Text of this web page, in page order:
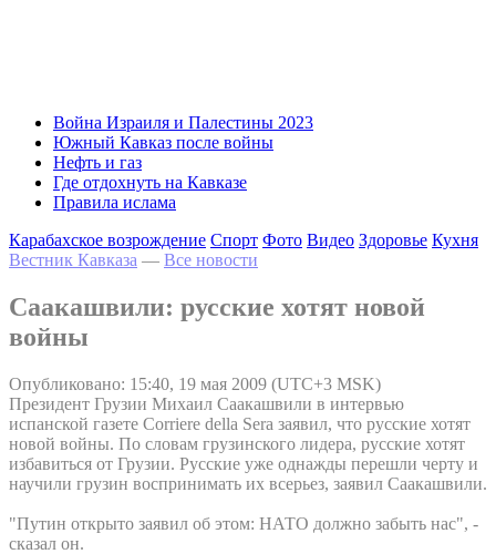
Война Израиля и Палестины 2023
Южный Кавказ после войны
Нефть и газ
Где отдохнуть на Кавказе
Правила ислама
Карабахское возрождение Спорт Фото Видео Здоровье Кухня
Вестник Кавказа — Все новости
Саакашвили: русские хотят новой
войны
Опубликовано: 15:40, 19 мая 2009 (UTC+3 MSK)
Президент Грузии Михаил Саакашвили в интервью
испанской газете Corriere della Sera заявил, что русские хотят
новой войны. По словам грузинского лидера, русские хотят
избавиться от Грузии. Русские уже однажды перешли черту и
научили грузин воспринимать их всерьез, заявил Саакашвили.
"Путин открыто заявил об этом: НАТО должно забыть нас", -
сказал он.